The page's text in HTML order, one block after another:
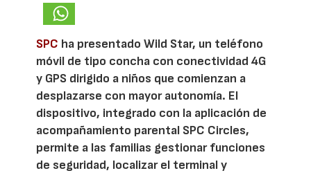
SPC ha presentado Wild Star, un teléfono
móvil de tipo concha con conectividad 4G
y GPS dirigido a niños que comienzan a
desplazarse con mayor autonomía. El
dispositivo, integrado con la aplicación de
acompañamiento parental SPC Circles,
permite a las familias gestionar funciones
de seguridad, localizar el terminal y